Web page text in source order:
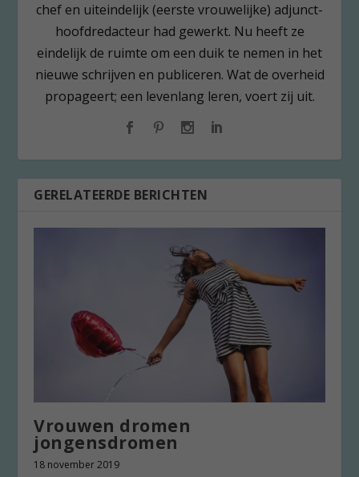
chef en uiteindelijk (eerste vrouwelijke) adjunct-
hoofdredacteur had gewerkt. Nu heeft ze
eindelijk de ruimte om een duik te nemen in het
nieuwe schrijven en publiceren. Wat de overheid
propageert; een levenlang leren, voert zij uit.
GERELATEERDE BERICHTEN
Vrouwen dromen
jongensdromen
18 november 2019